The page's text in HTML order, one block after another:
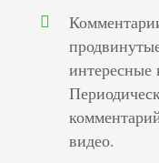
интересные
видео.